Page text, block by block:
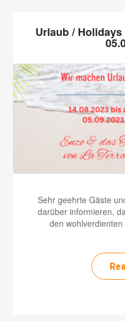
Urlaub /
Sehr geehrte Gäste
darüber informieren,
den